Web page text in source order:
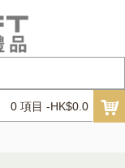
0 項目 -HK$0.0